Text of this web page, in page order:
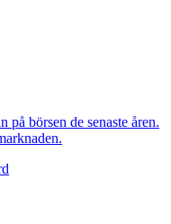
på börsen de senaste åren.